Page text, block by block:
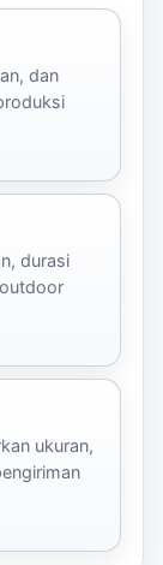
dan
durasi
ukuran,